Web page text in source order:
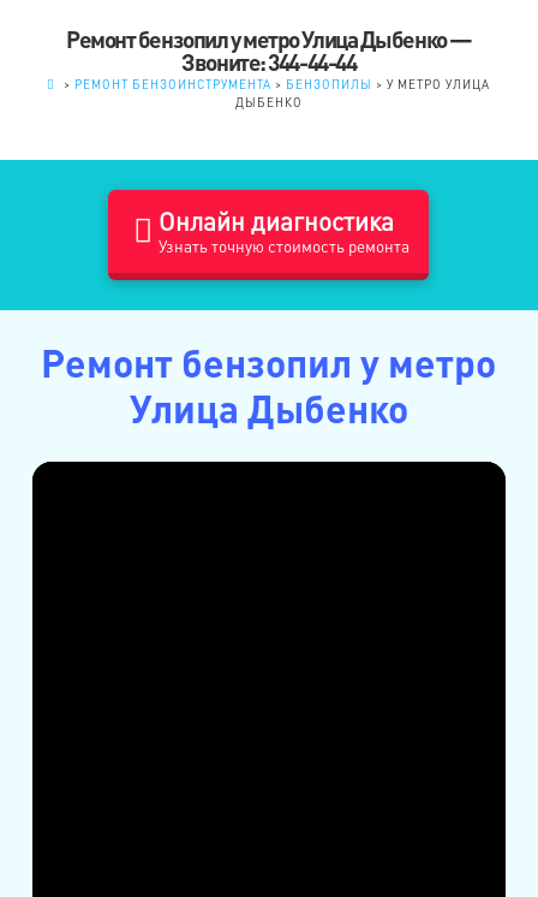
Ремонт бензопил у метро Улица Дыбенко —
Звоните: 344-44-44
> РЕМОНТ БЕНЗОИНСТРУМЕНТА > БЕНЗОПИЛЫ >У МЕТРО УЛИЦА
ДЫБЕНКО
Онлайн диагностика
Узнать точную стоимость ремонта
Ремонт бензопил у метро
Улица Дыбенко